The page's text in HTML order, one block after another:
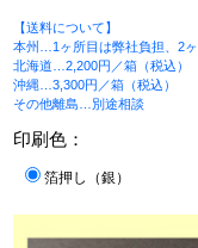
【送料について】
本州…1ヶ所目は弊社負担、2ヶ
北海道…2,200円／箱（税込）
沖縄…3,300円／箱（税込）
その他離島…別途相談
印刷色：
箔押し（銀）